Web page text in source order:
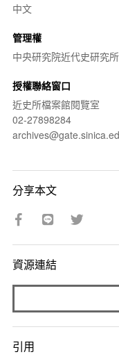
中文
管理權
中央研究院近代史研究所
授權聯絡窗口
近史所檔案館閱覽室
02-27898284
分享本文
資源連結
引用